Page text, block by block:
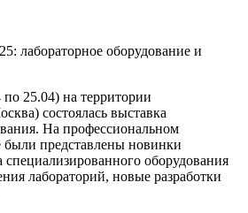
25.04) на территории
состоялась выставка
На профессиональном
представлены новинки
специализированного оборудования
лабораторий, новые разработки